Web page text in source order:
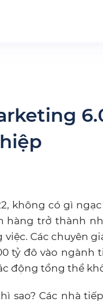
không có gì
hàng trở thành
Các chuyên
tỷ đô vào
động tổng thể
sao? Các nhà